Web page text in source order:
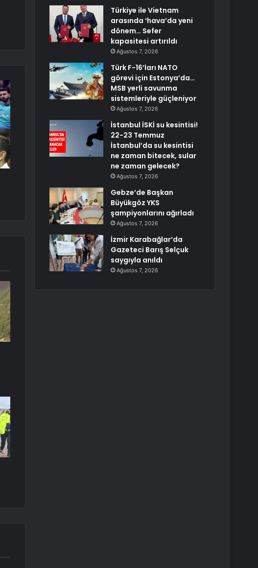
Türkiye ile Vietnam
arasında ‘hava’da yeni
dönem… Sefer
kapasitesi artırıldı
Ağustos 7, 2026
Türk F-16’ları NATO
görevi için Estonya’da…
MSB yerli savunma
sistemleriyle güçleniyor
Ağustos 7, 2026
İstanbul İSKİ su kesintisi!
22-23 Temmuz
İstanbul’da su kesintisi
ne zaman bitecek, sular
ne zaman gelecek?
Ağustos 7, 2026
Gebze’de Başkan
Büyükgöz YKS
şampiyonlarını ağırladı
Ağustos 7, 2026
İzmir Karabağlar’da
Gazeteci Barış Selçuk
saygıyla anıldı
Ağustos 7, 2026